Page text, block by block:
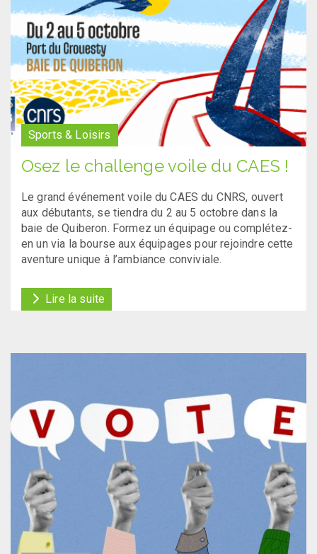
Sports & Loisirs
Osez le challenge voile du CAES !
Le grand événement voile du CAES du CNRS, ouvert
aux débutants, se tiendra du 2 au 5 octobre dans la
baie de Quiberon. Formez un équipage ou complétez-
en un via la bourse aux équipages pour rejoindre cette
aventure unique à l’ambiance conviviale.
Lire la suite